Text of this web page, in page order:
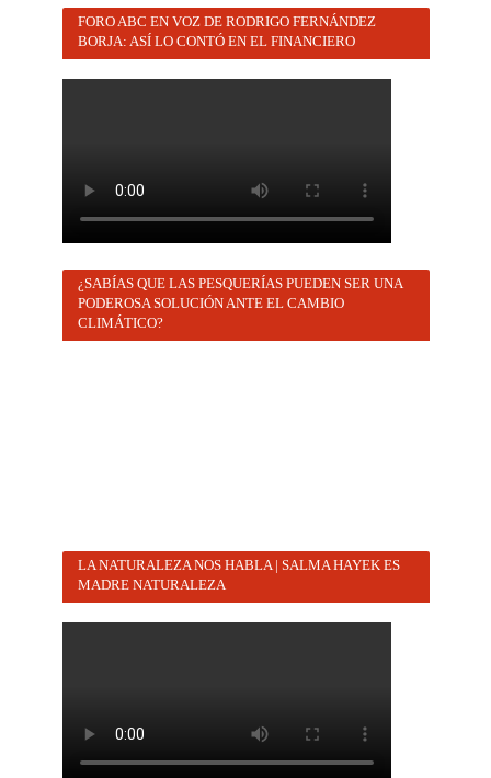
FORO ABC EN VOZ DE RODRIGO FERNÁNDEZ
BORJA: ASÍ LO CONTÓ EN EL FINANCIERO
¿SABÍAS QUE LAS PESQUERÍAS PUEDEN SER UNA
PODEROSA SOLUCIÓN ANTE EL CAMBIO
CLIMÁTICO?
LA NATURALEZA NOS HABLA | SALMA HAYEK ES
MADRE NATURALEZA